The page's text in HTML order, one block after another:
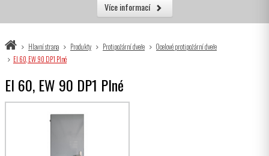
Více informací
Hlavní strana Produkty Protipožární dveře
Ocelové protipožární dveře
EI 60, EW 90 DP1 Plné
EI 60, EW 90 DP1 Plné